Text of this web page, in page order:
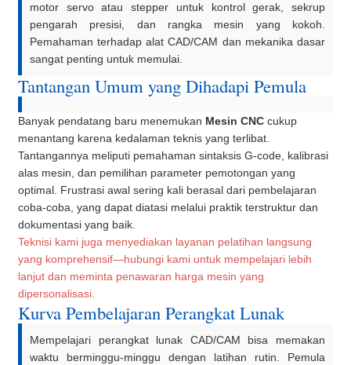
motor servo atau stepper untuk kontrol gerak, sekrup
pengarah presisi, dan rangka mesin yang kokoh.
Pemahaman terhadap alat CAD/CAM dan mekanika dasar
sangat penting untuk memulai.
Tantangan Umum yang Dihadapi Pemula
Banyak pendatang baru menemukan Mesin CNCcukup
menantang karena kedalaman teknis yang terlibat.
Tantangannya meliputi pemahaman sintaksis G-code, kalibrasi
alas mesin, dan pemilihan parameter pemotongan yang
optimal. Frustrasi awal sering kali berasal dari pembelajaran
coba-coba, yang dapat diatasi melalui praktik terstruktur dan
dokumentasi yang baik.
Teknisi kami juga menyediakan layanan pelatihan langsung
yang komprehensif—hubungi kami untuk mempelajari lebih
lanjut dan meminta penawaran harga mesin yang
dipersonalisasi.
Kurva Pembelajaran Perangkat Lunak
Mempelajari perangkat lunak CAD/CAM bisa memakan
waktu berminggu-minggu dengan latihan rutin. Pemula